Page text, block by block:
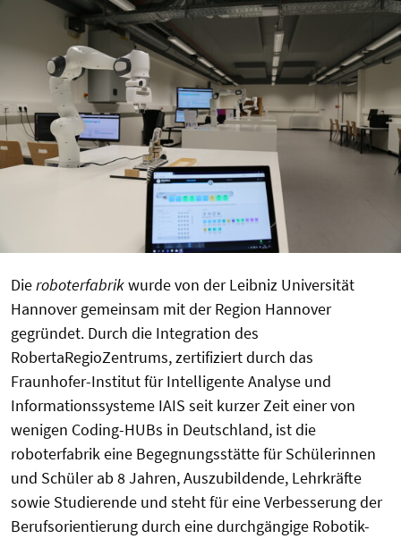
Dieroboterfabrikwurde von der Leibniz Universität
Hannover gemeinsam mit der Region Hannover
gegründet. Durch die Integration des
RobertaRegioZentrums, zertifiziert durch das
Fraunhofer-Institut für Intelligente Analyse und
Informationssysteme IAIS seit kurzer Zeit einer von
wenigen Coding-HUBs in Deutschland, ist die
roboterfabrik eine Begegnungsstätte für Schülerinnen
und Schüler ab 8 Jahren, Auszubildende, Lehrkräfte
sowie Studierende und steht für eine Verbesserung der
Berufsorientierung durch eine durchgängige Robotik-